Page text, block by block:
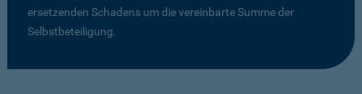
ersetzenden Schadens um die vereinbarte Summe der
Selbstbeteiligung.